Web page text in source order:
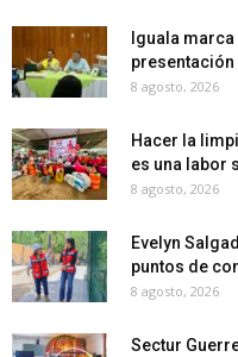
Iguala
presentación
8 agosto, 2026
Hacer la
es una labor
8 agosto, 2026
Evelyn
puntos de
8 agosto, 2026
Sectur